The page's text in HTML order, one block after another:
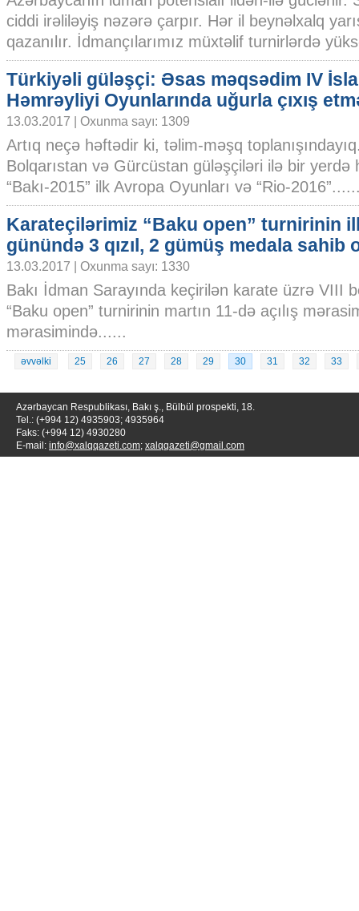
ciddi irəliləyiş nəzərə çarpır. Hər il beynəlxalq
qazanılır. İdmançılarımız müxtəlif turnirlərdə
Türkiyəli güləşçi: Əsas məqsədim IV
Həmrəyliyi Oyunlarında uğurla çıxış
13.03.2017 | Oxunma sayı: 1309
Artıq neçə həftədir ki, təlim-məşq
Bolqarıstan və Gürcüstan güləşçiləri ilə bir yerdə
“Bakı-2015” ilk Avropa Oyunları və “Rio-
Karateçilərimiz “Baku open” turnirinin
günündə 3 qızıl, 2 gümüş medala sahib
13.03.2017 | Oxunma sayı: 1330
Bakı İdman Sarayında keçirilən karate üzrə VIII
“Baku open” turnirinin martın 11-də açılış
mərasimində......
əvvəlki 25 26 27 28 29 30 31 32 33
Azərbaycan Respublikası, Bakı ş., Bülbül prospekti, 18.
Tel.: (+994 12) 4935903; 4935964
Faks: (+994 12) 4930280
E-mail: info@xalqqazeti.com; xalqqazeti@gmail.com